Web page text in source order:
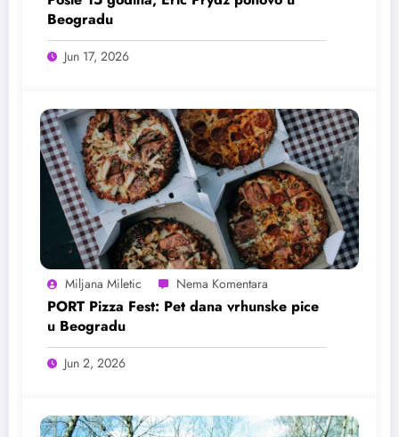
Beogradu
Jun 17, 2026
Miljana Miletic
PORT Pizza Fest: Pet dana vrhunske pice
u Beogradu
Jun 2, 2026